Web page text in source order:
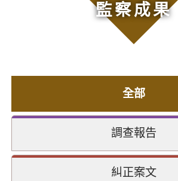
監察成果
全部
調查報告
糾正案文